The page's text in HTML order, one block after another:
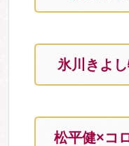
氷川きよし
松平健×コ